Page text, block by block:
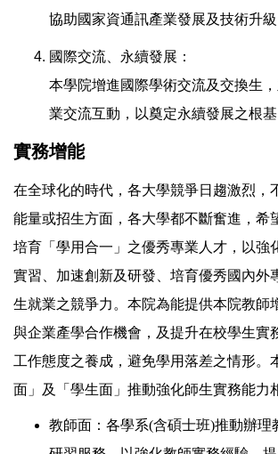
協助國家資通訊產業發展及技術升級
國際交流、永續發展：
本學院增進國際學術交流及交換生
業交流互動，以奠定永續發展之根基
實務增能
在全球化的時代，各大學競爭日趨激烈，
能量或招生方面，各大學都不斷奮進，希
培育「學用合一」之優秀專業人才，以強
實習、加速創新及研發、培育優秀國內外
生就業之競爭力。本院為能提供本院教師
與企業產學合作機會，及提升在校學生實
工作態度之養成，避免學用落差之情形。
面」及「學生面」推動強化師生實務能力
教師面：各學系(含碩士班)推動辦理